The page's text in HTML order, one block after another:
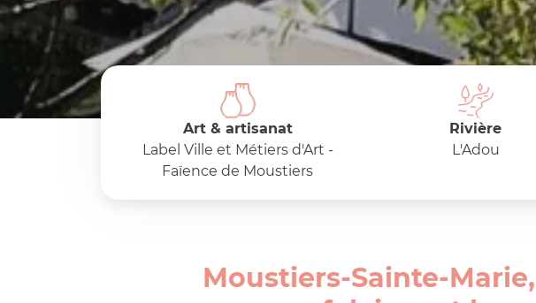
Art & artisanat
Label Ville et Métiers d'Art -
Faïence de Moustiers
Rivière
L'Adou
Moustiers-Sainte-